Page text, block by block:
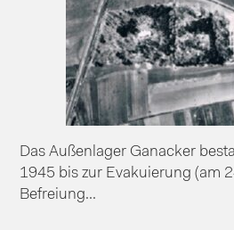
Das Außenlager Ganacker
1945 bis zur Evakuierung (am
Befreiung...